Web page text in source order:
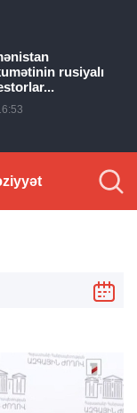
rusiyalı